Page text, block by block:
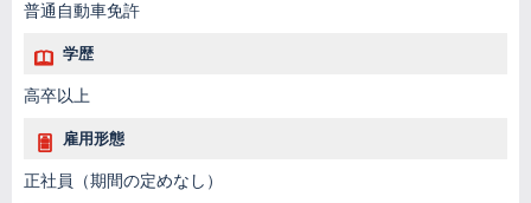
普通自動車免許
学歴
高卒以上
雇用形態
正社員（期間の定めなし）